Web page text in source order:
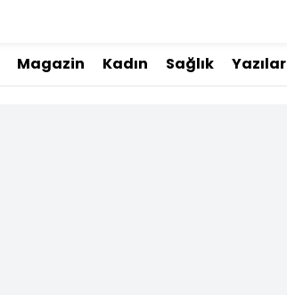
Magazin Kadın Sağlık Yazılar